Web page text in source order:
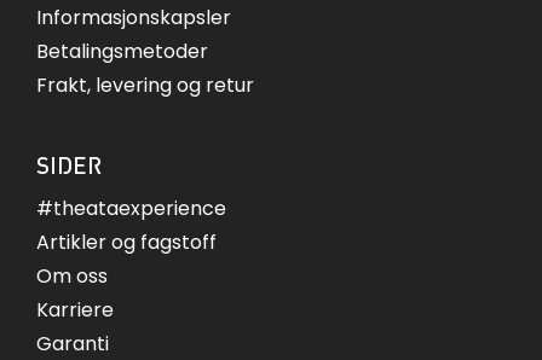
Informasjonskapsler
Betalingsmetoder
Frakt, levering og retur
SIDER
#theataexperience
Artikler og fagstoff
Om oss
Karriere
Garanti